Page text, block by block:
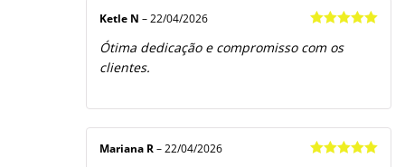
de 5
Ketle N – 22/04/2026
Ótima dedicação e compromisso com os
clientes.
Mariana R – 22/04/2026